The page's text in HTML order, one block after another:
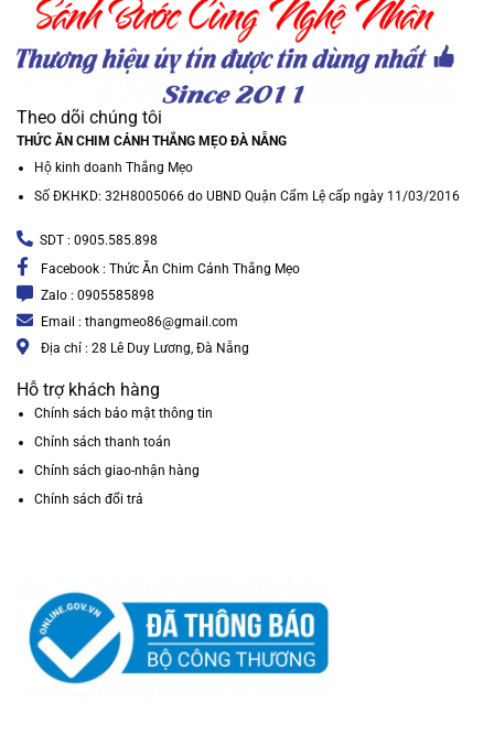
Theo dõi chúng tôi
THỨC ĂN CHIM CẢNH THẮNG MẸO ĐÀ NẴNG
Hộ kinh doanh Thắng Mẹo
Số ĐKHKD: 32H8005066 do UBND Quận Cẩm Lệ cấp ngày 11/03/2016
SDT : 0905.585.898
Facebook : Thức Ăn Chim Cảnh Thắng Mẹo
Zalo : 0905585898
Email : thangmeo86@gmail.com
Địa chỉ : 28 Lê Duy Lương, Đà Nẵng
Hỗ trợ khách hàng
Chính sách bảo mật thông tin
Chính sách thanh toán
Chính sách giao-nhận hàng
Chính sách đổi trả